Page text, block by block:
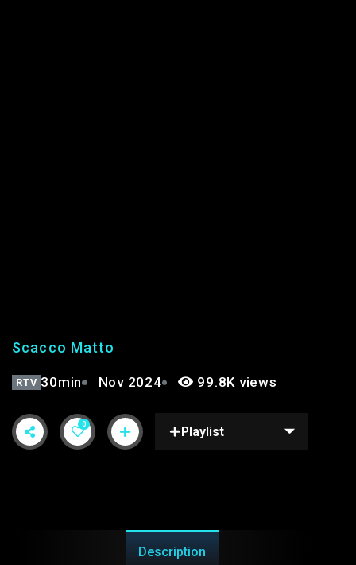
Scacco Matto
RTV 30min Nov 2024 99.8K views
0
Playlist
Description